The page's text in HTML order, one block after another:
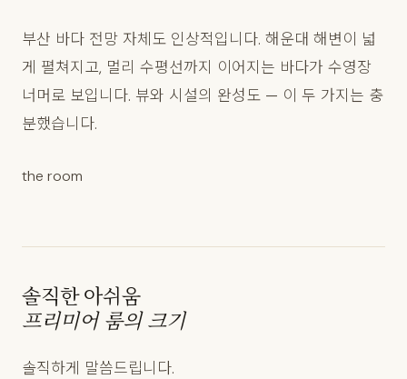
부산 바다 전망 자체도 인상적입니다. 해운대 해변이 넓
게 펼쳐지고, 멀리 수평선까지 이어지는 바다가 수영장
너머로 보입니다. 뷰와 시설의 완성도 — 이 두 가지는 충
분했습니다.
the room
솔직한 아쉬움
프리미어 룸의 크기
솔직하게 말씀드립니다.